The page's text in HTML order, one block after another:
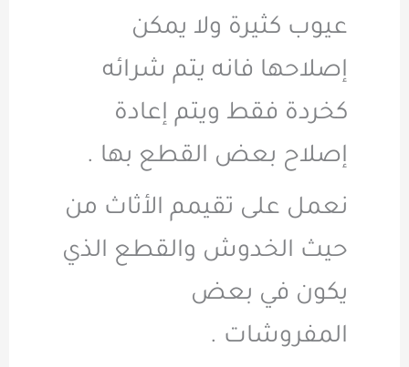
عيوب كثيرة ولا يمكن
إصلاحها فانه يتم شرائه
كخردة فقط ويتم إعادة
إصلاح بعض القطع بها .
نعمل على تقيمم الأثاث من
حيث الخدوش والقطع الذي
يكون في بعض
المفروشات .